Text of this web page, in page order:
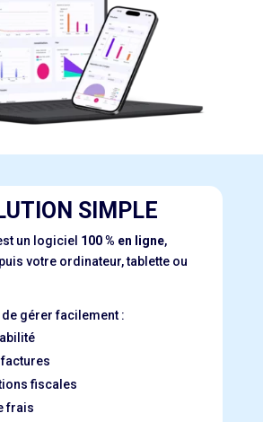
SIMPLE
un logiciel 100 % en ligne,
votre ordinateur, tablette ou
de gérer facilement :
fiscales
frais